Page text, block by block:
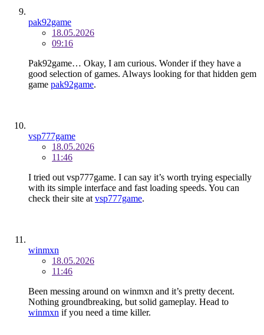
pak92game
18.05.2026
09:16
Pak92game… Okay, I am curious. Wonder if they have a
good selection of games. Always looking for that hidden gem
game pak92game.
vsp777game
18.05.2026
11:46
I tried out vsp777game. I can say it’s worth trying especially
with its simple interface and fast loading speeds. You can
check their site at vsp777game.
winmxn
18.05.2026
11:46
Been messing around on winmxn and it’s pretty decent.
Nothing groundbreaking, but solid gameplay. Head to
winmxn if you need a time killer.